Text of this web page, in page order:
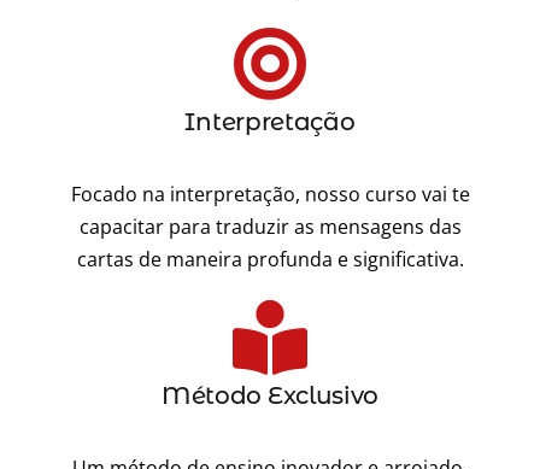
Interpretação
Focado na interpretação, nosso curso vai te
capacitar para traduzir as mensagens das
cartas de maneira profunda e significativa.
Método Exclusivo